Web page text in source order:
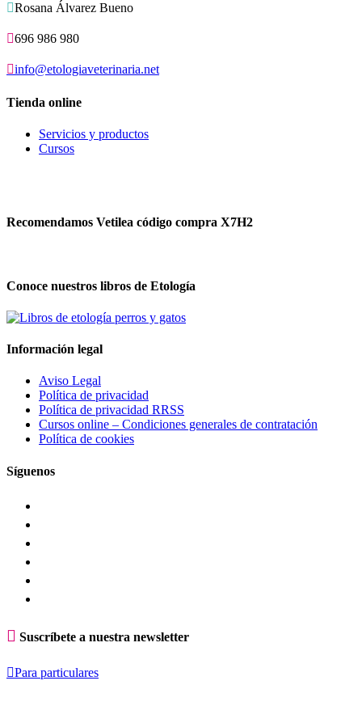
Rosana Álvarez Bueno
696 986 980
info@etologiaveterinaria.net
Tienda online
Servicios y productos
Cursos
Recomendamos Vetilea código compra X7H2
Conoce nuestros libros de Etología
Información legal
Aviso Legal
Política de privacidad
Política de privacidad RRSS
Cursos online – Condiciones generales de contratación
Política de cookies
Síguenos
 Suscríbete a nuestra newsletter
Para particulares